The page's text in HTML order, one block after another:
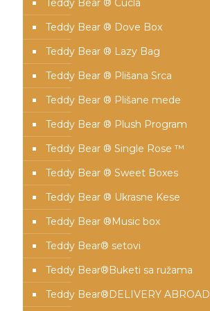
Teddy Bear ® Cucla
Teddy Bear ® Dove Box
Teddy Bear ® Lazy Bag
Teddy Bear ® Plišana Srca
Teddy Bear ® Plišane mede
Teddy Bear ® Plush Program
Teddy Bear ® Single Rose ™
Teddy Bear ® Sweet Boxes
Teddy Bear ® Ukrasne Kese
Teddy Bear ®Music box
Teddy Bear® setovi
Teddy Bear®️Buketi sa ružama
Teddy Bear®️DELIVERY ABROAD